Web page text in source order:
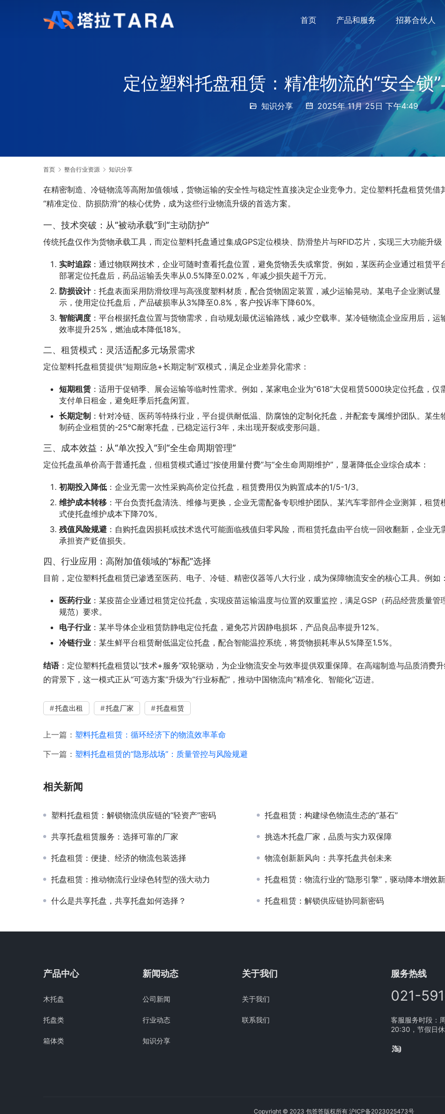
首页 产品和服务 招募合伙人
定位塑料托盘租赁：精准物流的“安全锁”
知识分享 2025年 11月 25日 下午4:49
首页 整合行业资源 知识分享
在精密制造、冷链物流等高附加值领域，货物运输的安全性与稳定性直接决定企业竞争力。定位塑料托盘租赁凭借
“精准定位、防损防滑”的核心优势，成为这些行业物流升级的首选方案。
一、技术突破：从“被动承载”到“主动防护”
传统托盘仅作为货物承载工具，而定位塑料托盘通过集成GPS定位模块、防滑垫片与RFID芯片，实现三大功能升级
实时追踪 ：通过物联网技术，企业可随时查看托盘位置，避免货物丢失或窜货。例如，某医药企业通过租赁平
部署定位托盘后，药品运输丢失率从0.5%降至0.02%，年减少损失超千万元。
防损设计：托盘表面采用防滑纹理与高强度塑料材质，配合货物固定装置，减少运输晃动。某电子企业测试显
示，使用定位托盘后，产品破损率从3%降至0.8%，客户投诉率下降60%。
智能调度 ：平台根据托盘位置与货物需求，自动规划最优运输路线，减少空载率。某冷链物流企业应用后，运
效率提升25%，燃油成本降低18%。
二、租赁模式：灵活适配多元场景需求
定位塑料托盘租赁提供“短期应急+长期定制”双模式，满足企业差异化需求：
短期租赁 ：适用于促销季、展会运输等临时性需求。例如，某家电企业为“618”大促租赁5000块定位托盘，仅
支付单日租金，避免旺季后托盘闲置。
长期定制 ：针对冷链、医药等特殊行业，平台提供耐低温、防腐蚀的定制化托盘，并配套专属维护团队。某生
制药企业租赁的-25℃耐寒托盘，已稳定运行3年，未出现开裂或变形问题。
三、成本效益：从“单次投入”到“全生命周期管理”
定位托盘虽单价高于普通托盘，但租赁模式通过“按使用量付费”与“全生命周期维护”，显著降低企业综合成本：
初期投入降低 ：企业无需一次性采购高价定位托盘，租赁费用仅为购置成本的1/5-1/3。
维护成本转移 ：平台负责托盘清洗、维修与更换，企业无需配备专职维护团队。某汽车零部件企业测算，租赁
式使托盘维护成本下降70%。
残值风险规避 ：自购托盘因损耗或技术迭代可能面临残值归零风险，而租赁托盘由平台统一回收翻新，企业无
承担资产贬值损失。
四、行业应用：高附加值领域的“标配”选择
目前，定位塑料托盘租赁已渗透至医药、电子、冷链、精密仪器等八大行业，成为保障物流安全的核心工具。例如：
医药行业 ：某疫苗企业通过租赁定位托盘，实现疫苗运输温度与位置的双重监控，满足GSP（药品经营质量管
规范）要求。
电子行业 ：某半导体企业租赁防静电定位托盘，避免芯片因静电损坏，产品良品率提升12%。
冷链行业 ：某生鲜平台租赁耐低温定位托盘，配合智能温控系统，将货物损耗率从5%降至1.5%。
结语：定位塑料托盘租赁以“技术+服务”双轮驱动，为企业物流安全与效率提供双重保障。在高端制造与品质消费
的背景下，这一模式正从“可选方案”升级为“行业标配”，推动中国物流向“精准化、智能化”迈进。
托盘出租 托盘厂家 托盘租赁
上一篇： 塑料托盘租赁：循环经济下的物流效率革命
下一篇： 塑料托盘租赁的“隐形战场”：质量管控与风险规避
相关新闻
塑料托盘租赁：解锁物流供应链的“轻资产”密码 托盘租赁：构建绿色物流生态的“基石”
共享托盘租赁服务：选择可靠的厂家 挑选木托盘厂家，品质与实力双保障
托盘租赁：便捷、经济的物流包装选择 物流创新新风向：共享托盘共创未来
托盘租赁：推动物流行业绿色转型的强大动力 托盘租赁：物流行业的“隐形引擎”，驱动降本增效新时代
什么是共享托盘，共享托盘如何选择？ 托盘租赁：解锁供应链协同新密码
产品中心
木托盘
托盘类
箱体类
新闻动态
公司新闻
行业动态
知识分享
关于我们
关于我们
联系我们
服务热线
021-
客服服务时段：
20:30，节假日
Copyright © 2023 包答答版权所有 沪ICP备2023025473号